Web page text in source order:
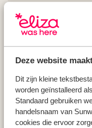
Deze website
Dit zijn kleine
worden geïnstalleerd
Standaard gebruiken
handelsnaam van
cookies die ervoor